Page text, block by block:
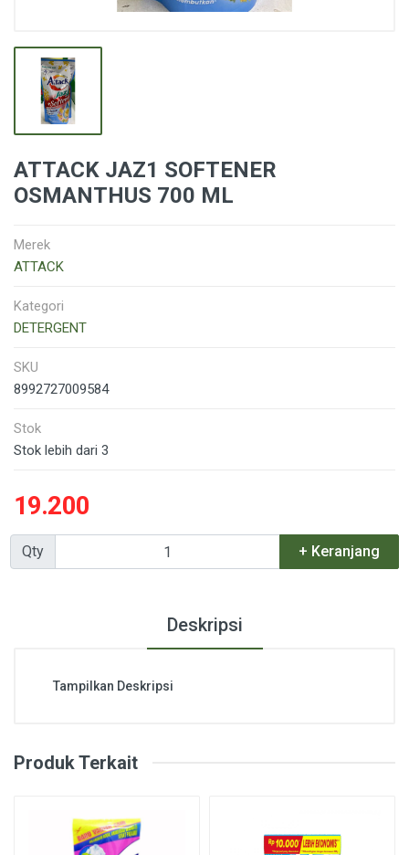
ATTACK JAZ1 SOFTENER
OSMANTHUS 700 ML
Merek
ATTACK
Kategori
DETERGENT
SKU
8992727009584
Stok
Stok lebih dari 3
19.200
Qty + Keranjang
Deskripsi
Tampilkan Deskripsi
Produk Terkait